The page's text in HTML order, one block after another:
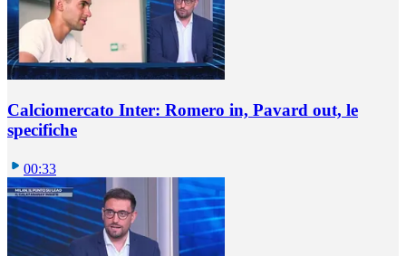
Calciomercato Inter: Romero in, Pavard out, le
specifiche
00:33